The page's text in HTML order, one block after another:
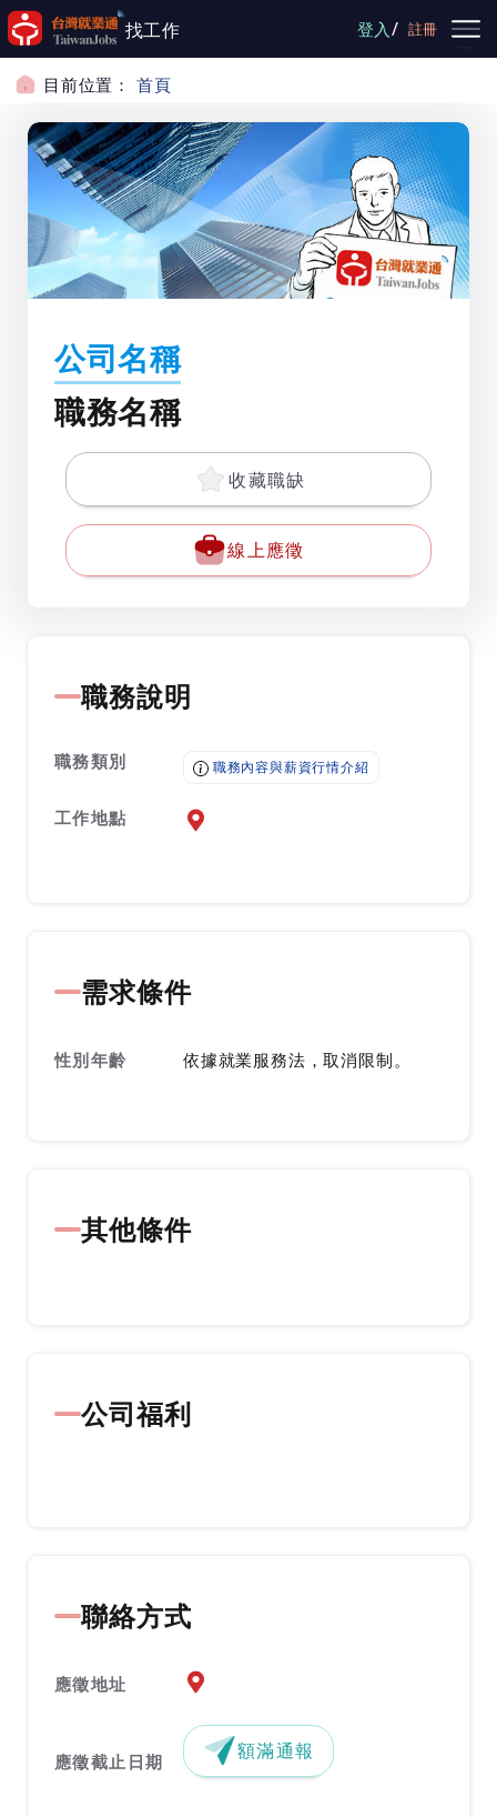
跳到主要內容
找工作 登入/ 註冊
目前位置： 首頁
公司名稱
職務名稱
收藏職缺
線上應徵
職務說明
職務類別 職務內容與薪資行情介紹
工作地點 前往查看地圖
需求條件
性別年齡 依據就業服務法，取消限制。
其他條件
公司福利
聯絡方式
應徵地址 應徵地址地圖『另開新視窗』
應徵截止日期 額滿通報